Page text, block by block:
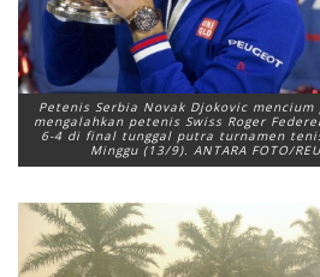
Petenis Serbia Novak Djokovic
mengalahkan petenis Swiss Roger
6-4 di final tunggal putra turnamen
Minggu (13/9). ANTARA FOTO/